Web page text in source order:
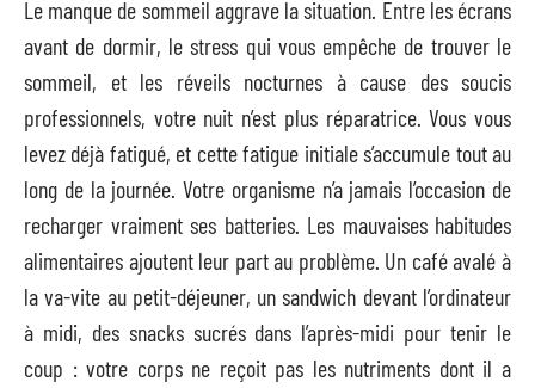
Le manque de sommeil aggrave la situation. Entre les écrans
avant de dormir, le stress qui vous empêche de trouver le
sommeil, et les réveils nocturnes à cause des soucis
professionnels, votre nuit n’est plus réparatrice. Vous vous
levez déjà fatigué, et cette fatigue initiale s’accumule tout au
long de la journée. Votre organisme n’a jamais l’occasion de
recharger vraiment ses batteries. Les mauvaises habitudes
alimentaires ajoutent leur part au problème. Un café avalé à
la va-vite au petit-déjeuner, un sandwich devant l’ordinateur
à midi, des snacks sucrés dans l’après-midi pour tenir le
coup : votre corps ne reçoit pas les nutriments dont il a